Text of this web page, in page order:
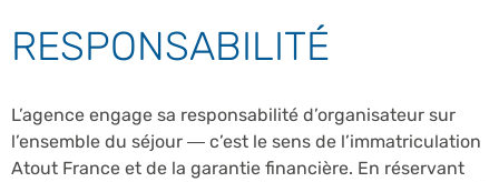
RESPONSABILITÉ
L’agence engage sa responsabilité d’organisateur sur
l’ensemble du séjour — c’est le sens de l’immatriculation
Atout France et de la garantie financière. En réservant